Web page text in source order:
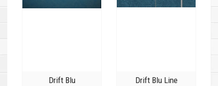
Drift Blu Drift Blu Line